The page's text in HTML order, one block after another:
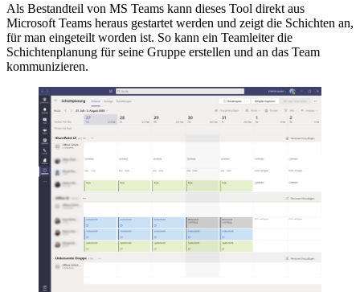
Als Bestandteil von MS Teams kann dieses Tool direkt aus
Microsoft Teams heraus gestartet werden und zeigt die Schichten an,
für man eingeteilt worden ist. So kann ein Teamleiter die
Schichtenplanung für seine Gruppe erstellen und an das Team
kommunizieren.